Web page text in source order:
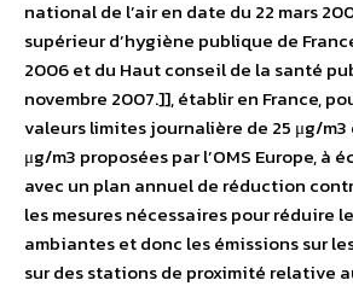
national de l’air en date du 22 mars
supérieur d’hygiène publique de
2006 et du Haut conseil de la santé
novembre 2007.]], établir en France,
valeurs limites journalière de 25 μg/
μg/m3 proposées par l’OMS Europe, à
avec un plan annuel de réduction
les mesures nécessaires pour réduire
ambiantes et donc les émissions sur
sur des stations de proximité relative